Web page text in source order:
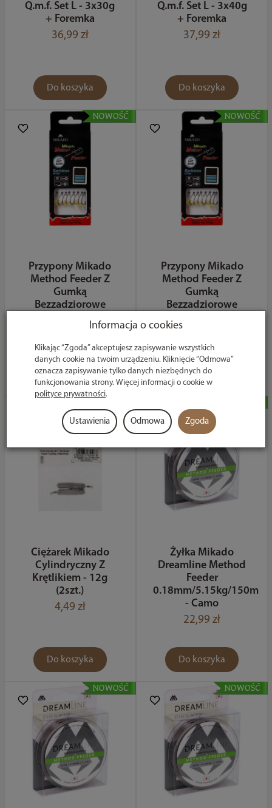
Q.m.f. Set L - 3x30g
+ Foremka
36,99 zł
Do koszyka
Q.m.f. Set L - 3x40g
+ Foremka
37,99 zł
Do koszyka
Przypony Mikado
Method Feeder Z
Gumką
Bezzadziorowe
6/0.25mm/10cm
14,49 zł
Do koszyka
Przypony Mikado
Method Feeder Z
Gumką
Bezzadziorowe
8/0.23mm/10cm
14,49 zł
Do koszyka
Ciężarek Mikado
Cylindryczny Z
Krętlikiem - 12g
(2szt.)
4,49 zł
Do koszyka
Żyłka Mikado
Dreamline Method
Feeder
0.18mm/5.15kg/150m
- Camo
22,99 zł
Do koszyka
Informacja o cookies
Klikając “Zgoda” akceptujesz zapisywanie wszystkich
danych cookie na twoim urządzeniu. Kliknięcie “Odmowa”
oznacza zapisywanie tylko danych niezbędnych do
funkcjonowania strony. Więcej informacji o cookie w
polityce prywatności.
Ustawienia Odmowa Zgoda